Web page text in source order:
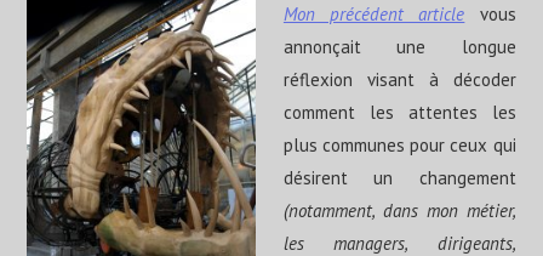
Mon précédent article vous
annonçait une longue
réflexion visant à décoder
comment les attentes les
plus communes pour ceux qui
désirent un changement
(notamment, dans mon métier,
les managers, dirigeants,